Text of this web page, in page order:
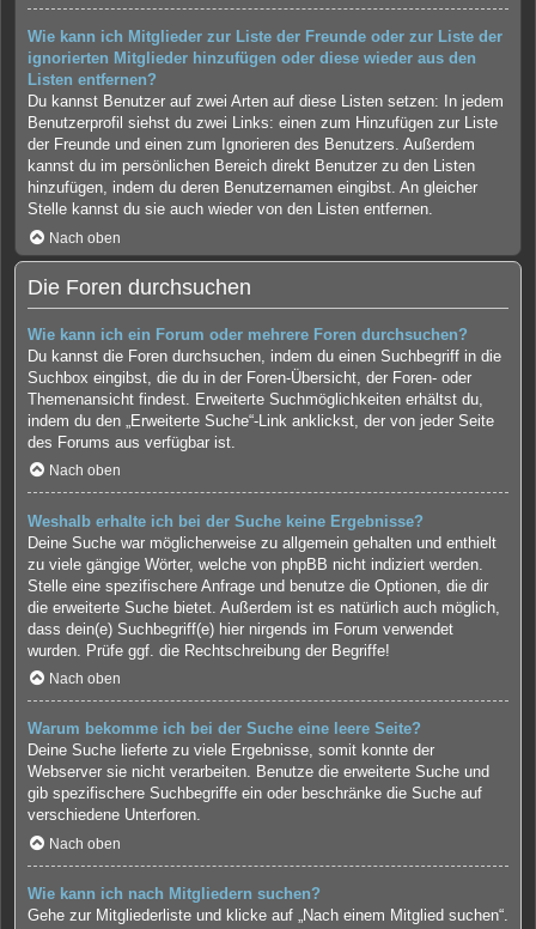
Wie kann ich Mitglieder zur Liste der Freunde oder zur Liste der
ignorierten Mitglieder hinzufügen oder diese wieder aus den
Listen entfernen?
Du kannst Benutzer auf zwei Arten auf diese Listen setzen: In jedem
Benutzerprofil siehst du zwei Links: einen zum Hinzufügen zur Liste
der Freunde und einen zum Ignorieren des Benutzers. Außerdem
kannst du im persönlichen Bereich direkt Benutzer zu den Listen
hinzufügen, indem du deren Benutzernamen eingibst. An gleicher
Stelle kannst du sie auch wieder von den Listen entfernen.
Nach oben
Die Foren durchsuchen
Wie kann ich ein Forum oder mehrere Foren durchsuchen?
Du kannst die Foren durchsuchen, indem du einen Suchbegriff in die
Suchbox eingibst, die du in der Foren-Übersicht, der Foren- oder
Themenansicht findest. Erweiterte Suchmöglichkeiten erhältst du,
indem du den „Erweiterte Suche“-Link anklickst, der von jeder Seite
des Forums aus verfügbar ist.
Nach oben
Weshalb erhalte ich bei der Suche keine Ergebnisse?
Deine Suche war möglicherweise zu allgemein gehalten und enthielt
zu viele gängige Wörter, welche von phpBB nicht indiziert werden.
Stelle eine spezifischere Anfrage und benutze die Optionen, die dir
die erweiterte Suche bietet. Außerdem ist es natürlich auch möglich,
dass dein(e) Suchbegriff(e) hier nirgends im Forum verwendet
wurden. Prüfe ggf. die Rechtschreibung der Begriffe!
Nach oben
Warum bekomme ich bei der Suche eine leere Seite?
Deine Suche lieferte zu viele Ergebnisse, somit konnte der
Webserver sie nicht verarbeiten. Benutze die erweiterte Suche und
gib spezifischere Suchbegriffe ein oder beschränke die Suche auf
verschiedene Unterforen.
Nach oben
Wie kann ich nach Mitgliedern suchen?
Gehe zur Mitgliederliste und klicke auf „Nach einem Mitglied suchen“.